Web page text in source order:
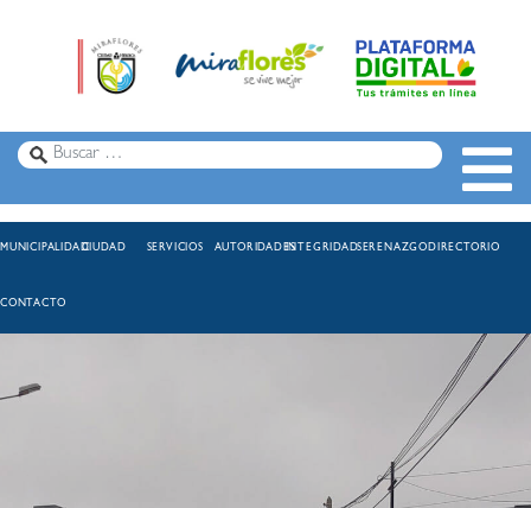
MUNICIPALIDADCIUDAD SERVICIOS AUTORIDADESINTEGRIDADSERENAZGODIRECTORIO
CONTACTO